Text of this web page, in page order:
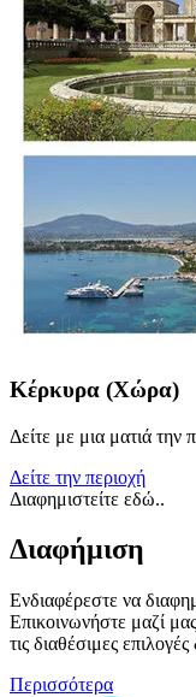
Κέρκυρα (Χώρα)
Δείτε με μια ματιά την
Δείτε την περιοχή
Διαφημιστείτε εδώ..
Διαφήμιση
Ενδιαφέρεστε να
Επικοινωνήστε μαζί
τις διαθέσιμες
Περισσότερα